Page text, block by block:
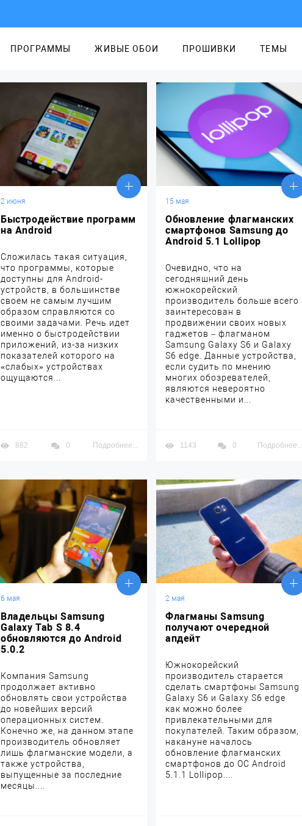
ПРОГРАММЫ ЖИВЫЕ ОБОИ ПРОШИВКИ ТЕМЫ
2 июня
Быстродействие программ
на Android
Сложилась такая ситуация,
что программы, которые
доступны для Android-
устройств, в большинстве
своем не самым лучшим
образом справляются со
своими задачами. Речь идет
именно о быстродействии
приложений, из-за низких
показателей которого на
«слабых» устройствах
ощущаются...
882 0 Подробнее...
15 мая
Обновление флагманских
смартфонов Samsung до
Android 5.1 Lollipop
Очевидно, что на
сегодняшний день
южнокорейский
производитель больше всего
заинтересован в
продвижении своих новых
гаджетов – флагманом
Samsung Galaxy S6 и Galaxy
S6 edge. Данные устройства,
если судить по мнению
многих обозревателей,
являются невероятно
качественными и...
1143 0 Подробнее...
6 мая
Владельцы Samsung
Galaxy Tab S 8.4
обновляются до Android
5.0.2
Компания Samsung
продолжает активно
обновлять свои устройства
до новейших версий
операционных систем.
Конечно же, на данном этапе
производитель обновляет
лишь флагманские модели, а
также устройства,
выпущенные за последние
месяцы....
2 мая
Флагманы Samsung
получают очередной
апдейт
Южнокорейский
производитель старается
сделать смартфоны Samsung
Galaxy S6 и Galaxy S6 edge
как можно более
привлекательными для
покупателей. Таким образом,
накануне началось
обновление флагманских
смартфонов до ОС Android
5.1.1 Lollipop....